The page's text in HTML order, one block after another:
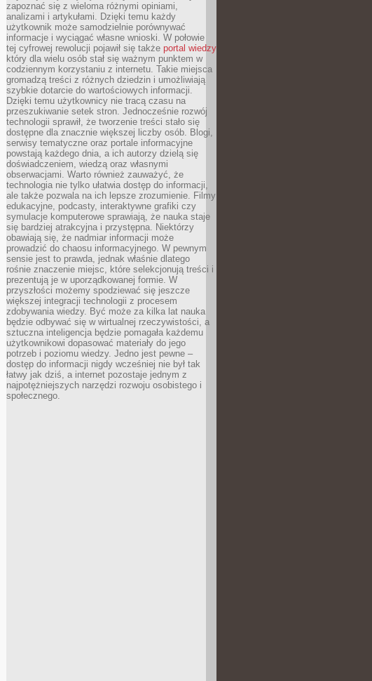
zapoznać się z wieloma różnymi opiniami,
analizami i artykułami. Dzięki temu każdy
użytkownik może samodzielnie porównywać
informacje i wyciągać własne wnioski. W połowie
tej cyfrowej rewolucji pojawił się także portal wiedzy
który dla wielu osób stał się ważnym punktem w
codziennym korzystaniu z internetu. Takie miejsca
gromadzą treści z różnych dziedzin i umożliwiają
szybkie dotarcie do wartościowych informacji.
Dzięki temu użytkownicy nie tracą czasu na
przeszukiwanie setek stron. Jednocześnie rozwój
technologii sprawił, że tworzenie treści stało się
dostępne dla znacznie większej liczby osób. Blogi,
serwisy tematyczne oraz portale informacyjne
powstają każdego dnia, a ich autorzy dzielą się
doświadczeniem, wiedzą oraz własnymi
obserwacjami. Warto również zauważyć, że
technologia nie tylko ułatwia dostęp do informacji,
ale także pozwala na ich lepsze zrozumienie. Filmy
edukacyjne, podcasty, interaktywne grafiki czy
symulacje komputerowe sprawiają, że nauka staje
się bardziej atrakcyjna i przystępna. Niektórzy
obawiają się, że nadmiar informacji może
prowadzić do chaosu informacyjnego. W pewnym
sensie jest to prawda, jednak właśnie dlatego
rośnie znaczenie miejsc, które selekcjonują treści i
prezentują je w uporządkowanej formie. W
przyszłości możemy spodziewać się jeszcze
większej integracji technologii z procesem
zdobywania wiedzy. Być może za kilka lat nauka
będzie odbywać się w wirtualnej rzeczywistości, a
sztuczna inteligencja będzie pomagała każdemu
użytkownikowi dopasować materiały do jego
potrzeb i poziomu wiedzy. Jedno jest pewne –
dostęp do informacji nigdy wcześniej nie był tak
łatwy jak dziś, a internet pozostaje jednym z
najpotężniejszych narzędzi rozwoju osobistego i
społecznego.